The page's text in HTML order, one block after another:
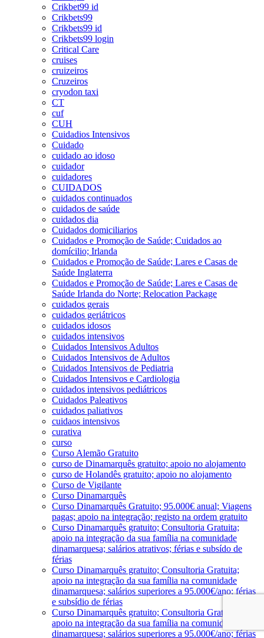
Crikbet99 id
Crikbets99
Crikbets99 id
Crikbets99 login
Critical Care
cruises
cruizeiros
Cruzeiros
cryodon taxi
CT
cuf
CUH
Cuidadios Intensivos
Cuidado
cuidado ao idoso
cuidador
cuidadores
CUIDADOS
cuidados continuados
cuidados de saúde
cuidados dia
Cuidados domiciliarios
Cuidados e Promoção de Saúde; Cuidados ao
domícilio; Irlanda
Cuidados e Promoção de Saúde; Lares e Casas de
Saúde Inglaterra
Cuidados e Promoção de Saúde; Lares e Casas de
Saúde Irlanda do Norte; Relocation Package
cuidados gerais
cuidados geriátricos
cuidados idosos
cuidados intensivos
Cuidados Intensivos Adultos
Cuidados Intensivos de Adultos
Cuidados Intensivos de Pediatria
Cuidados Intensivos e Cardiologia
cuidados intensivos pediátricos
Cuidados Paleativos
cuidados paliativos
cuidaos intensivos
curativa
curso
Curso Alemão Gratuito
curso de Dinamarquês gratuito; apoio no alojamento
curso de Holandês gratuito; apoio no alojamento
Curso de Vigilante
Curso Dinamarquês
Curso Dinamarquês Gratuito; 95.000€ anual; Viagens
pagas; apoio na integração; registo na ordem gratuito
Curso Dinamarquês gratuito; Consultoria Gratuita;
apoio na integração da sua família na comunidade
dinamarquesa; salários atrativos; férias e subsído de
férias
Curso Dinamarquês gratuito; Consultoria Gratuita;
apoio na integração da sua família na comunidade
dinamarquesa; salários superiores a 95.000€/ano; férias
e subsídio de férias
Curso Dinamarquês gratuito; Consultoria Gratuita;
apoio na integração da sua família na comunidade
dinamarquesa; salários superiores a 95.000€/ano; férias